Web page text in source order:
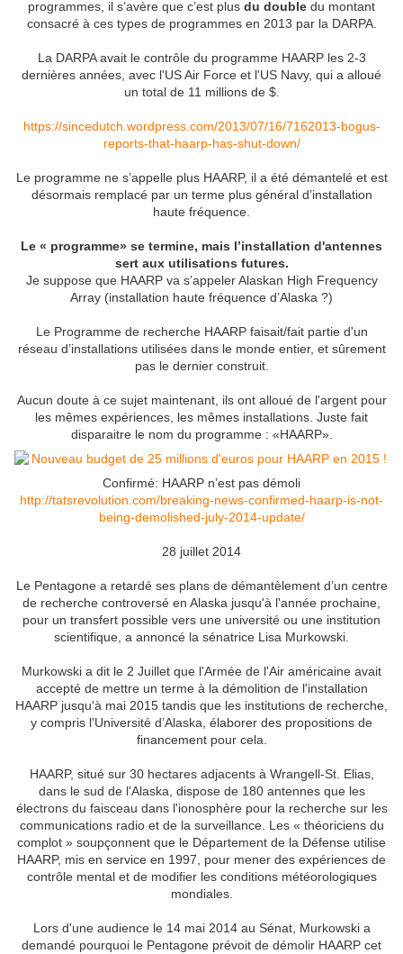
programmes, il s’avère que c’est plus du double du montant
consacré à ces types de programmes en 2013 par la DARPA.
La DARPA avait le contrôle du programme HAARP les 2-3
dernières années, avec l'US Air Force et l'US Navy, qui a alloué
un total de 11 millions de $.
https://sincedutch.wordpress.com/2013/07/16/7162013-bogus-
reports-that-haarp-has-shut-down/
Le programme ne s’appelle plus HAARP, il a été démantelé et est
désormais remplacé par un terme plus général d’installation
haute fréquence.
Le « programme» se termine, mais l’installation d'antennes
sert aux utilisations futures.
Je suppose que HAARP va s’appeler Alaskan High Frequency
Array (installation haute fréquence d’Alaska ?)
Le Programme de recherche HAARP faisait/fait partie d'un
réseau d’installations utilisées dans le monde entier, et sûrement
pas le dernier construit.
Aucun doute à ce sujet maintenant, ils ont alloué de l'argent pour
les mêmes expériences, les mêmes installations. Juste fait
disparaitre le nom du programme : «HAARP».
Confirmé: HAARP n’est pas démoli
http://tatsrevolution.com/breaking-news-confirmed-haarp-is-not-
being-demolished-july-2014-update/
28 juillet 2014
Le Pentagone a retardé ses plans de démantèlement d’un centre
de recherche controversé en Alaska jusqu'à l'année prochaine,
pour un transfert possible vers une université ou une institution
scientifique, a annoncé la sénatrice Lisa Murkowski.
Murkowski a dit le 2 Juillet que l'Armée de l'Air américaine avait
accepté de mettre un terme à la démolition de l'installation
HAARP jusqu'à mai 2015 tandis que les institutions de recherche,
y compris l'Université d’Alaska, élaborer des propositions de
financement pour cela.
HAARP, situé sur 30 hectares adjacents à Wrangell-St. Elias,
dans le sud de l'Alaska, dispose de 180 antennes que les
électrons du faisceau dans l'ionosphère pour la recherche sur les
communications radio et de la surveillance. Les « théoriciens du
complot » soupçonnent que le Département de la Défense utilise
HAARP, mis en service en 1997, pour mener des expériences de
contrôle mental et de modifier les conditions météorologiques
mondiales.
Lors d'une audience le 14 mai 2014 au Sénat, Murkowski a
demandé pourquoi le Pentagone prévoit de démolir HAARP cet